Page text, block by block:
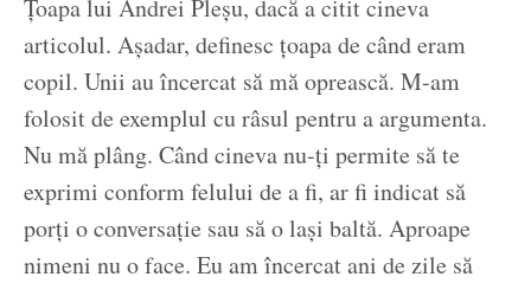
Țoapa lui Andrei Pleșu, dacă a citit cineva
articolul. Așadar, definesc țoapa de când eram
copil. Unii au încercat să mă oprească. M-am
folosit de exemplul cu râsul pentru a argumenta.
Nu mă plâng. Când cineva nu-ți permite să te
exprimi conform felului de a fi, ar fi indicat să
porți o conversație sau să o lași baltă. Aproape
nimeni nu o face. Eu am încercat ani de zile să